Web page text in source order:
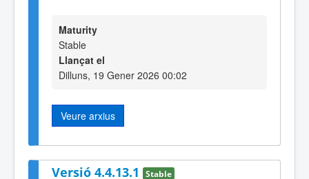
Maturity
Stable
Llançat el
Dilluns, 19 Gener 2026 00:02
Veure arxius
Versió 4.4.13.1 Stable